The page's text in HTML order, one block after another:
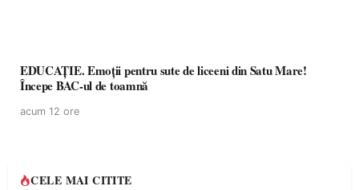
EDUCAȚIE. Emoții pentru sute de liceeni din Satu Mare!
Începe BAC-ul de toamnă
acum 12 ore
CELE MAI CITITE